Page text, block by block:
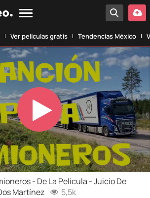
Ver películas gratis Tendencias México
Play
Video
- De La Película - Juicio De
Martínez
5,5k